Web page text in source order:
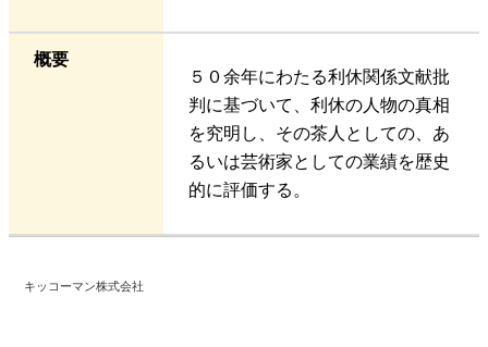
概要
５０余年にわたる利休関係文献批
判に基づいて、利休の人物の真相
を究明し、その茶人としての、あ
るいは芸術家としての業績を歴史
的に評価する。
キッコーマン株式会社